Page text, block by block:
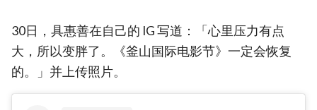
30日，具惠善在自己的 IG 写道：「心里压力有点
大，所以变胖了。《釜山国际电影节》一定会恢复
的。」并上传照片。